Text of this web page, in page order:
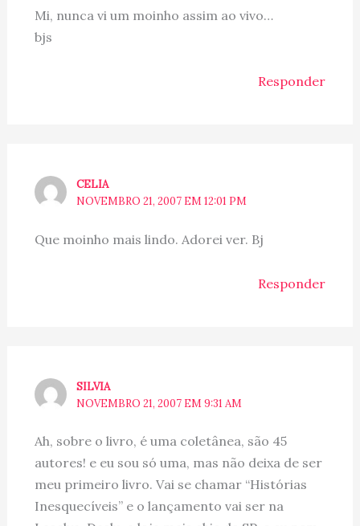
Mi, nunca vi um moinho assim ao vivo…
bjs
Responder
CELIA
NOVEMBRO 21, 2007 EM 12:01 PM
Que moinho mais lindo. Adorei ver. Bj
Responder
SILVIA
NOVEMBRO 21, 2007 EM 9:31 AM
Ah, sobre o livro, é uma coletânea, são 45
autores! e eu sou só uma, mas não deixa de ser
meu primeiro livro. Vai se chamar “Histórias
Inesquecíveis” e o lançamento vai ser na